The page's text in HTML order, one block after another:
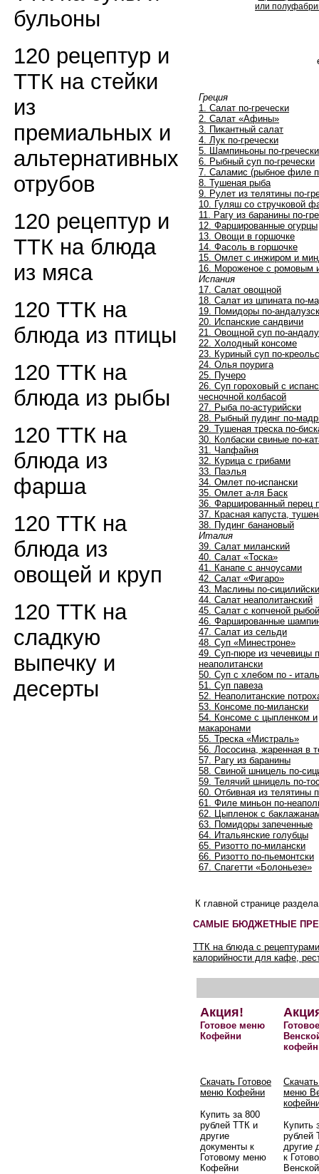
бульоны
120 рецептур и
ТТК на стейки
из
премиальных и
альтернативных
отрубов
120 рецептур и
ТТК на блюда
из мяса
120 ТТК на
блюда из птицы
120 ТТК на
блюда из рыбы
120 ТТК на
блюда из
фарша
120 ТТК на
блюда из
овощей и круп
120 ТТК на
сладкую
выпечку и
десерты
или
Греция
1. Салат по-гречески
2. Салат «Афины»
3. Пикантный салат
4. Лук по-гречески
5. Шампиньоны по-гречески
6. Рыбный суп по-гречески
7. Саламис (рыбное филе
8. Тушеная рыба
9. Рулет из телятины по-
10. Гуляш со стручковой
11. Рагу из баранины по-
12. Фаршированные огурцы
13. Овощи в горшочке
14. Фасоль в горшочке
15. Омлет с инжиром и
16. Мороженое с ромовым
Испания
17. Салат овощной
18. Салат из шпината по-
19. Помидоры по-
20. Испанские сандвичи
21. Овощной суп по-
22. Холодный консоме
23. Куриный суп по-
24. Олья поурига
25. Пучеро
26. Суп гороховый с
чесночной колбасой
27. Рыба по-астурийски
28. Рыбный пудинг по-
29. Тушеная треска по-
30. Колбаски свиные по-
31. Чапфайня
32. Курица с грибами
33. Паэлья
34. Омлет по-испански
35. Омлет а-ля Баск
36. Фаршированный перец
37. Красная капуста,
38. Пудинг банановый
Италия
39. Салат миланский
40. Салат «Тоска»
41. Канапе с анчоусами
42. Салат «Фигаро»
43. Маслины по-сицилийски
44. Салат неаполитанский
45. Салат с копченой рыбой
46. Фаршированные
47. Салат из сельди
48. Суп «Минестроне»
49. Суп-пюре из чечевицы
неаполитански
50. Суп с хлебом по -
51. Суп павеза
52. Неаполитанские
53. Консоме по-милански
54. Консоме с цыпленком и
макаронами
55. Треска «Мистраль»
56. Лососина, жаренная в
57. Рагу из баранины
58. Свиной шницель по-
59. Телячий шницель по-
60. Отбивная из телятины
61. Филе миньон по-
62. Цыпленок с
63. Помидоры запеченные
64. Итальянские голубцы
65. Ризотто по-милански
66. Ризотто по-пьемонтски
67. Спагетти «Болоньезе»
К главной странице
САМЫЕ БЮДЖЕТНЫЕ
ТТК на блюда с
калорийности для кафе,
Акция!
Готовое меню
Кофейни
Скачать Готовое
меню Кофейни
Купить за 800
рублей ТТК и
другие
документы к
Готовому меню
Кофейни
меню
Купить
рублей
другие
к